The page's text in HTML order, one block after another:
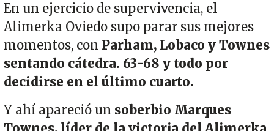
En un ejercicio de supervivencia, el
Alimerka Oviedo supo parar sus mejores
momentos, con Parham, Lobaco y Townes
sentando cátedra. 63-68 y todo por
decidirse en el último cuarto.
Y ahí apareció un soberbio Marques